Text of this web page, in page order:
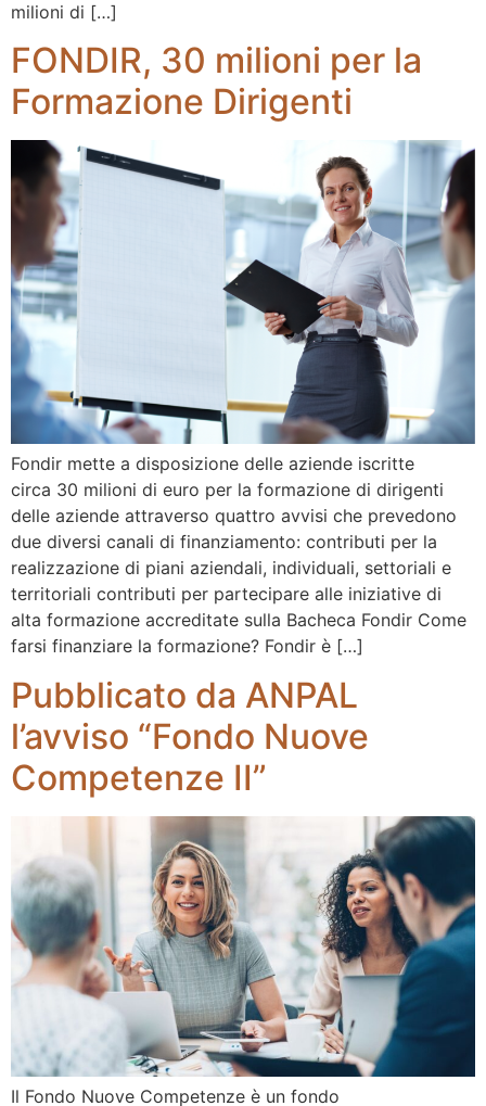
milioni di […]
FONDIR, 30 milioni per la
Formazione Dirigenti
Fondir mette a disposizione delle aziende iscritte
circa 30 milioni di euro per la formazione di dirigenti
delle aziende attraverso quattro avvisi che prevedono
due diversi canali di finanziamento: contributi per la
realizzazione di piani aziendali, individuali, settoriali e
territoriali contributi per partecipare alle iniziative di
alta formazione accreditate sulla Bacheca Fondir Come
farsi finanziare la formazione? Fondir è […]
Pubblicato da ANPAL
l’avviso “Fondo Nuove
Competenze II”
Il Fondo Nuove Competenze è un fondo